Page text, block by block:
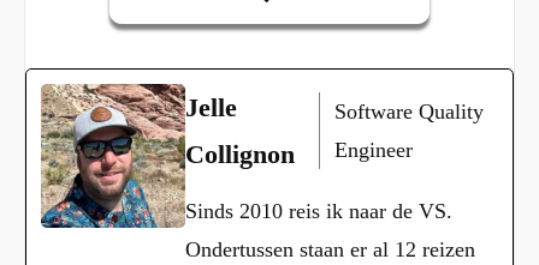
Jelle
Collignon
Software Quality
Engineer
Sinds 2010 reis ik naar de VS.
Ondertussen staan er al 12 reizen